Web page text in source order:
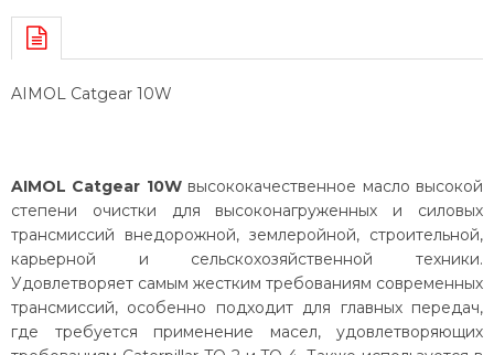
AIMOL Catgear 10W
AIMOL Catgear 10W высококачественное масло высокой
степени очистки для высоконагруженных и силовых
трансмиссий внедорожной, землеройной, строительной,
карьерной и сельскохозяйственной техники.
Удовлетворяет самым жестким требованиям современных
трансмиссий, особенно подходит для главных передач,
где требуется применение масел, удовлетворяющих